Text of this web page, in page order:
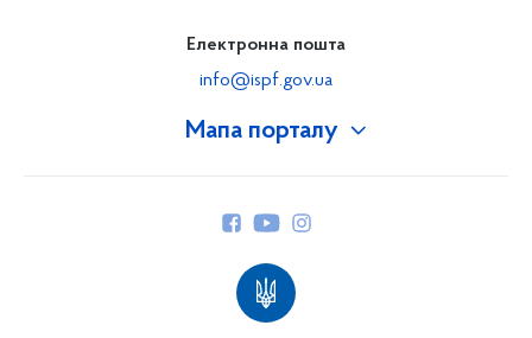
Мапа порталу
Електронна пошта
info@ispf.gov.ua